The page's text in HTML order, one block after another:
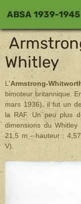
ABSA 1939-1945
Whitley
L'Armstrong-
bimoteur britannique.
mars 1936), il fut un
la RAF. Un peu plus
dimensions du
21,5 m - hauteur :
V).